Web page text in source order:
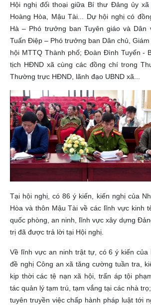
Hội nghị đối thoại giữa Bí thư Đảng ủy xã
Hoàng Hòa, Mậu Tài... Dự hội nghị có
Hà – Phó trưởng ban Tuyên giáo và Dân
Tuấn Điệp – Phó trưởng ban Dân chủ,
hội MTTQ Thành phố; Đoàn Đình Tuyến -
tịch HĐND xã cùng các đồng chí trong
Thường trực HĐND, lãnh đạo UBND xã...
Tại hội nghị, có 86 ý kiến, kiến nghị của
Hòa và thôn Mậu Tài về các lĩnh vực kinh
quốc phòng, an ninh, lĩnh vực xây dựng
trị đã được trả lời tại Hội nghị.
Về lĩnh vực an ninh trật tự, có 6 ý kiến của
đề nghị Công an xã tăng cường tuần tra,
kịp thời các tệ nạn xã hội, trấn áp tội
tác quản lý tạm trú, tạm vắng tại các nhà
tuyên truyền việc chấp hành pháp luật tới